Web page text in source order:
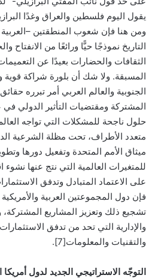
يقول اليوم فلسطين والعراق وغدًا البرازيل
ومن هنا فإن شعوب المنطقتين –العربية
التاريخ نموذجًا حيًّا ورائعًا من الانفتاح
الثقافات والحضارات بعيدًا عن
المسبقة. ولا شك أن بلورة شراكة قوية
الجنوبية والعالم العربي أمر تبرره
المشتركة ومقتضيات التأثير الدولي في
حلول ناجحة للمشكلات التي تواجه
متعدد الأطراف، تحت مظلة الشرعية
ميثاق الأمم المتحدة وتفعيل دورها
للمتغيرات العالمية التي نتج عنها
على الاعتماد المتبادل وتدفق
فإن دول المجموعتين العربية
تشجيع ذلك وتعزيز المشاريع المشتركة،
والإدارية التي تحد من تدفق
والتقنيات والمعلومات[7].
التوجّه الاستراتيجي الجديد لدول